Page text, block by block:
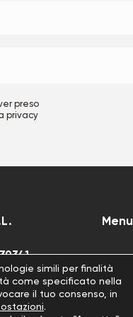
preso
privacy
i diritti
Menu
Home
simili per finalità
come specificato nella
il tuo consenso, in
.